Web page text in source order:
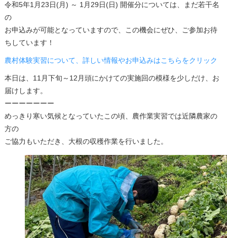
令和5年1月23日(月) ～ 1月29日(日) 開催分については、まだ若干名
の
お申込みが可能となっていますので、この機会にぜひ、ご参加お待
ちしています！
農村体験実習について、詳しい情報やお申込みはこちらをクリック
本日は、11月下旬～12月頭にかけての実施回の模様を少しだけ、お
届けします。
ーーーーーーー
めっきり寒い気候となっていたこの頃、農作業実習では近隣農家の
方の
ご協力もいただき、大根の収穫作業を行いました。